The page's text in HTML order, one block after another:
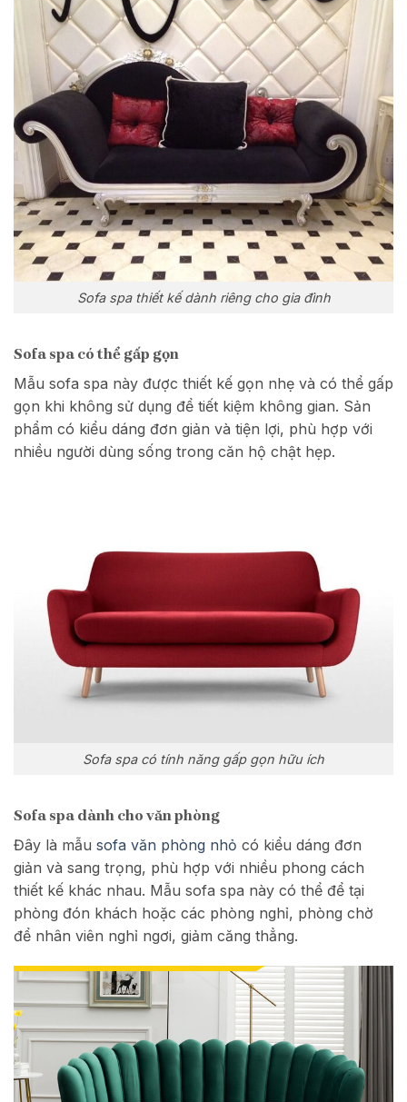
Sofa spa thiết kế dành riêng cho gia đình
Sofa spa có thể gấp gọn
Mẫu sofa spa này được thiết kế gọn nhẹ và có thể gấp
gọn khi không sử dụng để tiết kiệm không gian. Sản
phẩm có kiểu dáng đơn giản và tiện lợi, phù hợp với
nhiều người dùng sống trong căn hộ chật hẹp.
Sofa spa có tính năng gấp gọn hữu ích
Sofa spa dành cho văn phòng
Đây là mẫu sofa văn phòng nhỏ có kiểu dáng đơn
giản và sang trọng, phù hợp với nhiều phong cách
thiết kế khác nhau. Mẫu sofa spa này có thể để tại
phòng đón khách hoặc các phòng nghỉ, phòng chờ
để nhân viên nghỉ ngơi, giảm căng thẳng.